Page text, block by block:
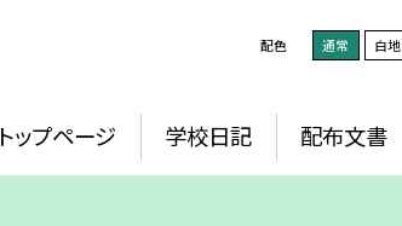
配色 通常 白地
トップページ 学校日記 配布文書